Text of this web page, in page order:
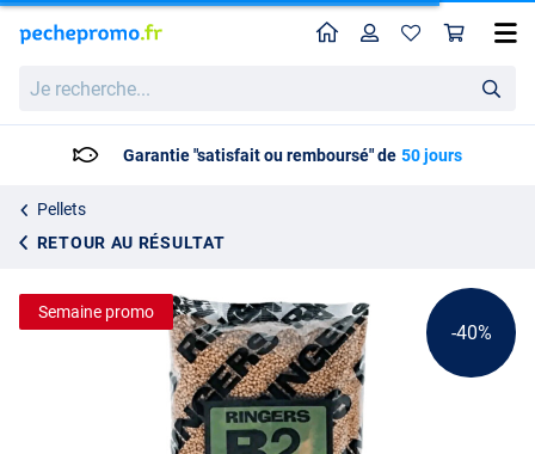
recherche...
HomeProfil
Garantie "satisfait ou remboursé" de 50 jours
Pellets
RETOUR AU RÉSULTAT
Ringers Premium Coarse Pellets 900g
-40%
Semaine promo